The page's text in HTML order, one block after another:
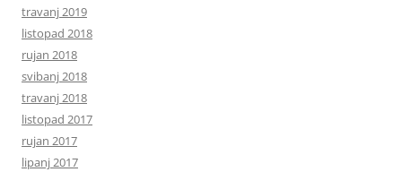
travanj 2019
listopad 2018
rujan 2018
svibanj 2018
travanj 2018
listopad 2017
rujan 2017
lipanj 2017